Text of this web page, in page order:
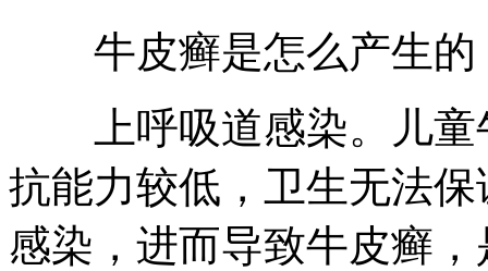
牛皮癣是怎么产生的
上呼吸道感染。儿童
抗能力较低，卫生无法
感染，进而导致牛皮癣